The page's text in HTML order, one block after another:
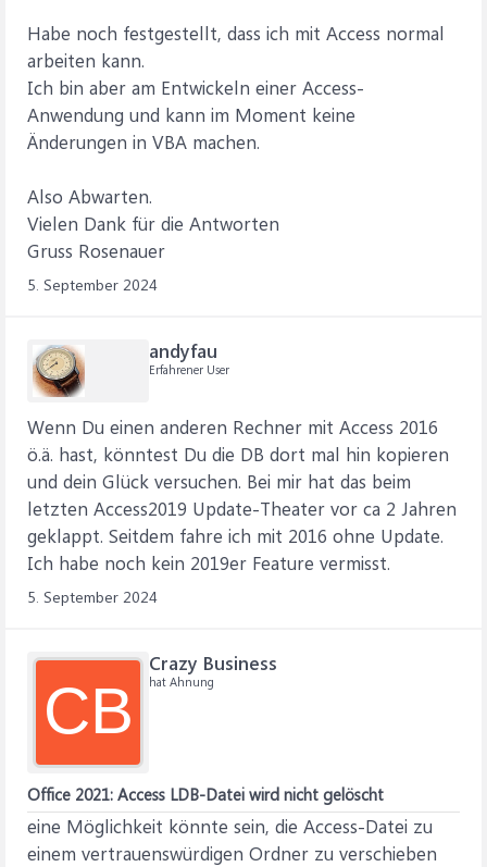
Habe noch festgestellt, dass ich mit Access normal
arbeiten kann.
Ich bin aber am Entwickeln einer Access-
Anwendung und kann im Moment keine
Änderungen in VBA machen.
Also Abwarten.
Vielen Dank für die Antworten
Gruss Rosenauer
5. September 2024
andyfau
Erfahrener User
Wenn Du einen anderen Rechner mit Access 2016
ö.ä. hast, könntest Du die DB dort mal hin kopieren
und dein Glück versuchen. Bei mir hat das beim
letzten Access2019 Update-Theater vor ca 2 Jahren
geklappt. Seitdem fahre ich mit 2016 ohne Update.
Ich habe noch kein 2019er Feature vermisst.
5. September 2024
CB
Crazy Business
hat Ahnung
Office 2021: Access LDB-Datei wird nicht gelöscht
eine Möglichkeit könnte sein, die Access-Datei zu
einem vertrauenswürdigen Ordner zu verschieben